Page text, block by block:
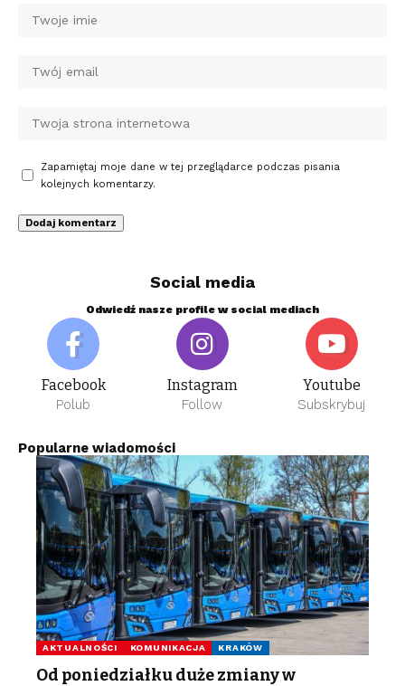
Zapamiętaj moje dane w tej przeglądarce podczas pisania
kolejnych komentarzy.
Social media
Odwiedź nasze profile w social mediach
Facebook
Polub
Instagram
Follow
Youtube
Subskrybuj
Popularne wiadomości
AKTUALNOŚCI KOMUNIKACJA KRAKÓW
Od poniedziałku duże zmiany w